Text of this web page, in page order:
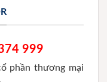
999
phần thương mại